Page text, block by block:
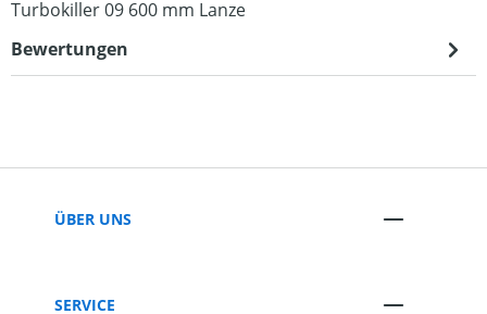
Turbokiller 09 600 mm Lanze
Bewertungen
ÜBER UNS
SERVICE